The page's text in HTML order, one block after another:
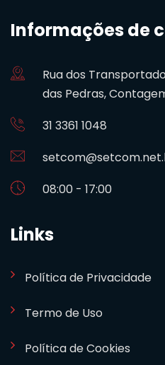
Informações de
Rua dos
das Pedras,
31 3361 1048
08:00 - 17:00
Links
Política de Privacidade
Termo de Uso
Política de Cookies